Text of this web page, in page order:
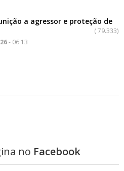
a agressor e proteção de
(79.333)
- 06:13
no Facebook